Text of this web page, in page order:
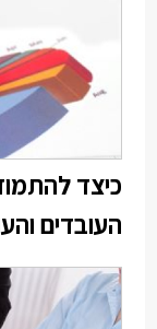
כיצד
העובדים